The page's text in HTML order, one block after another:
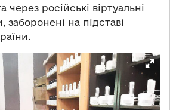
російські віртуальні
заборонені на підставі